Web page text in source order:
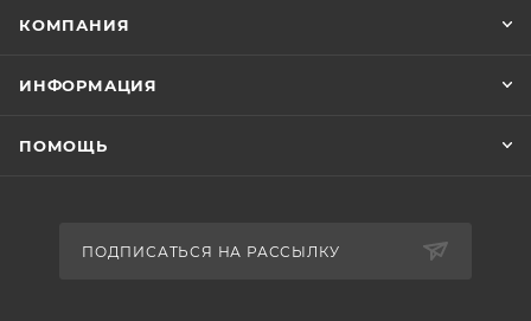
КОМПАНИЯ
ИНФОРМАЦИЯ
ПОМОЩЬ
ПОДПИСАТЬСЯ НА РАССЫЛКУ